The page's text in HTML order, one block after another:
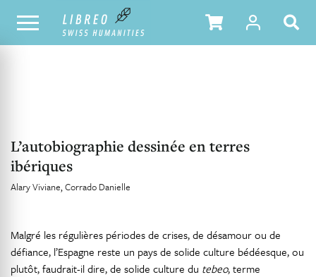
NOTRE CATALOGUE TABLE DES MATIÈRES
L’autobiographie dessinée en terres
ibériques
Alary Viviane Corrado Danielle
Malgré les régulières périodes de crises, de désamour ou de
défiance, l’Espagne reste un pays de solide culture bédéesque, ou
plutôt, faudrait-il dire, de solide culture du tebeo, terme